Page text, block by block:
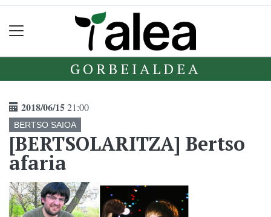
GORBEIALDEA
2018/06/1521:00
BERTSO SAIOA
[BERTSOLARITZA] Bertso
afaria